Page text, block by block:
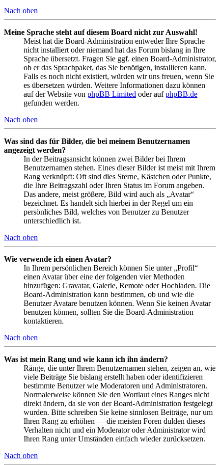
Nach oben
Meine Sprache steht auf diesem Board nicht zur Auswahl!
Meist hat die Board-Administration entweder Ihre Sprache
nicht installiert oder niemand hat das Forum bislang in Ihre
Sprache übersetzt. Fragen Sie ggf. einen Board-Administrator,
ob er das Sprachpaket, das Sie benötigen, installieren kann.
Falls es noch nicht existiert, würden wir uns freuen, wenn Sie
es übersetzen würden. Weitere Informationen dazu können
auf der Website von phpBB Limited oder aufphpBB.de
gefunden werden.
Nach oben
Was sind das für Bilder, die bei meinem Benutzernamen
angezeigt werden?
In der Beitragsansicht können zwei Bilder bei Ihrem
Benutzernamen stehen. Eines dieser Bilder ist meist mit Ihrem
Rang verknüpft: Oft sind dies Sterne, Kästchen oder Punkte,
die Ihre Beitragszahl oder Ihren Status im Forum angeben.
Das andere, meist größere, Bild wird auch als „Avatar“
bezeichnet. Es handelt sich hierbei in der Regel um ein
persönliches Bild, welches von Benutzer zu Benutzer
unterschiedlich ist.
Nach oben
Wie verwende ich einen Avatar?
In Ihrem persönlichen Bereich können Sie unter „Profil“
einen Avatar über eine der folgenden vier Methoden
hinzufügen: Gravatar, Galerie, Remote oder Hochladen. Die
Board-Administration kann bestimmen, ob und wie die
Benutzer Avatare benutzen können. Wenn Sie keinen Avatar
benutzen können, sollten Sie die Board-Administration
kontaktieren.
Nach oben
Was ist mein Rang und wie kann ich ihn ändern?
Ränge, die unter Ihrem Benutzernamen stehen, zeigen an, wie
viele Beiträge Sie bislang erstellt haben oder identifizieren
bestimmte Benutzer wie Moderatoren und Administratoren.
Normalerweise können Sie den Wortlaut eines Ranges nicht
direkt ändern, da sie von der Board-Administration festgelegt
wurden. Bitte schreiben Sie keine sinnlosen Beiträge, nur um
Ihren Rang zu erhöhen — die meisten Foren dulden dieses
Verhalten nicht und ein Moderator oder Administrator wird
Ihren Rang unter Umständen einfach wieder zurücksetzen.
Nach oben